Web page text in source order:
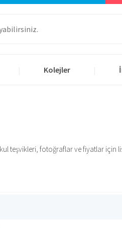
Kolejler
teşvikleri, fotoğraflar ve fiyatlar için